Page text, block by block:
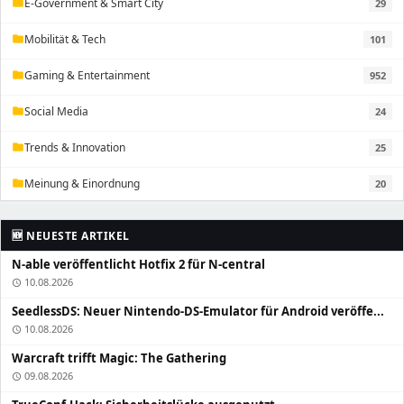
29
folderMobilität & Tech 101
folderGaming & Entertainment 952
folderSocial Media 24
folderTrends & Innovation 25
folderMeinung & Einordnung 20
🆕 NEUESTE ARTIKEL
N-able veröffentlicht Hotfix 2 für N-central
schedule 10.08.2026
SeedlessDS: Neuer Nintendo-DS-Emulator für Android veröffe...
schedule 10.08.2026
Warcraft trifft Magic: The Gathering
schedule 09.08.2026